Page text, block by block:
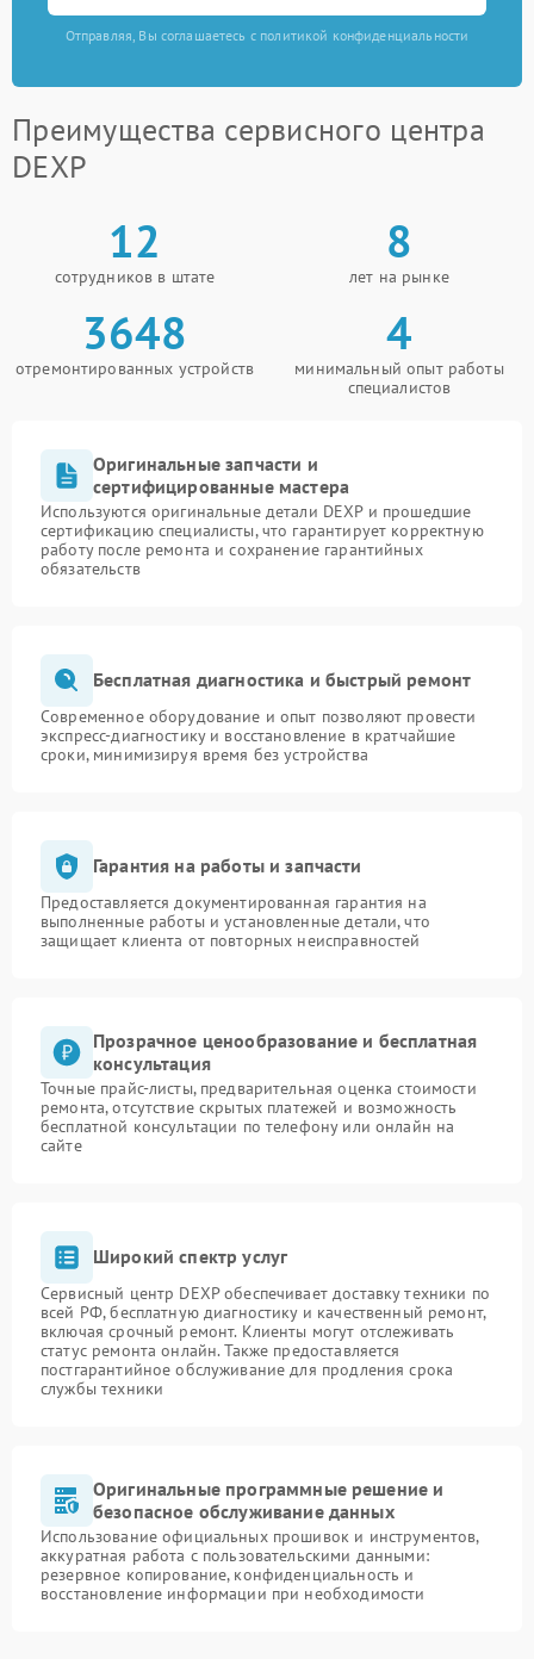
Отправляя, Вы соглашаетесь с политикой конфиденциальности
Преимущества сервисного центра
DEXP
12
сотрудников в штате
8
лет на рынке
3648
отремонтированных устройств
4
минимальный опыт работы
специалистов
Оригинальные запчасти и
сертифицированные мастера
Используются оригинальные детали DEXP и прошедшие
сертификацию специалисты, что гарантирует корректную
работу после ремонта и сохранение гарантийных
обязательств
Бесплатная диагностика и быстрый ремонт
Современное оборудование и опыт позволяют провести
экспресс-диагностику и восстановление в кратчайшие
сроки, минимизируя время без устройства
Гарантия на работы и запчасти
Предоставляется документированная гарантия на
выполненные работы и установленные детали, что
защищает клиента от повторных неисправностей
Прозрачное ценообразование и бесплатная
консультация
Точные прайс-листы, предварительная оценка стоимости
ремонта, отсутствие скрытых платежей и возможность
бесплатной консультации по телефону или онлайн на
сайте
Широкий спектр услуг
Сервисный центр DEXP обеспечивает доставку техники по
всей РФ, бесплатную диагностику и качественный ремонт,
включая срочный ремонт. Клиенты могут отслеживать
статус ремонта онлайн. Также предоставляется
постгарантийное обслуживание для продления срока
службы техники
Оригинальные программные решение и
безопасное обслуживание данных
Использование официальных прошивок и инструментов,
аккуратная работа с пользовательскими данными:
резервное копирование, конфиденциальность и
восстановление информации при необходимости